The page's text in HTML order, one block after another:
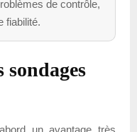
de contrôle,
fiabilité.
sondages
un avantage très